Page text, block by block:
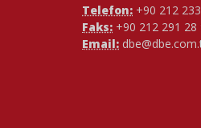
Telefon: +90 212
Faks: +90 212 291 28
Email: